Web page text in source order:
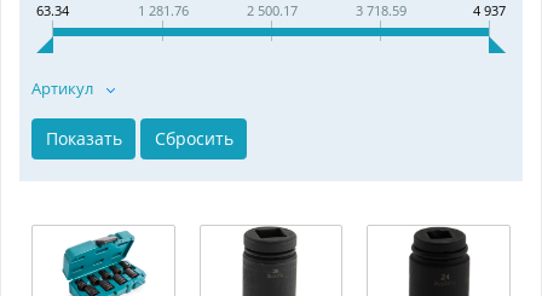
63.34 1 281.76 2 500.17 3 718.59 4 937
Артикул